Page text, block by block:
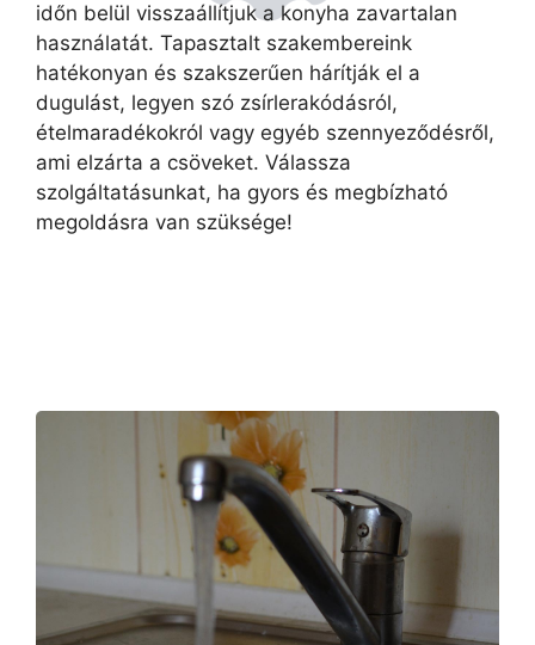
időn belül visszaállítjuk a konyha zavartalan
használatát. Tapasztalt szakembereink
hatékonyan és szakszerűen hárítják el a
dugulást, legyen szó zsírlerakódásról,
ételmaradékokról vagy egyéb szennyeződésről,
ami elzárta a csöveket. Válassza
szolgáltatásunkat, ha gyors és megbízható
megoldásra van szüksége!